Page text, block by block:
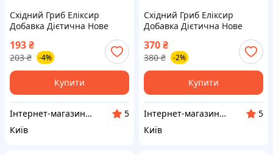
Східний Гриб Еліксир
Добавка Дієтична Нове
Шиитаке, Муер, Енокі,
Кораловий Гриб
193₴
203 ₴ -4%
Купити
Інтернет-магазин «Здорове Життя»
5
Київ
Східний Гриб Еліксир
Добавка Дієтична Нове
Шиитаке, Муер, Енокі,
Кораловий Гриб
370₴
380 ₴ -2%
Купити
Інтернет-магазин «Здорове Життя»
5
Київ